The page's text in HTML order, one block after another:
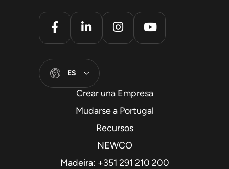
ES
Crear una Empresa
Mudarse a Portugal
Recursos
NEWCO
Madeira: +351 291 210 200